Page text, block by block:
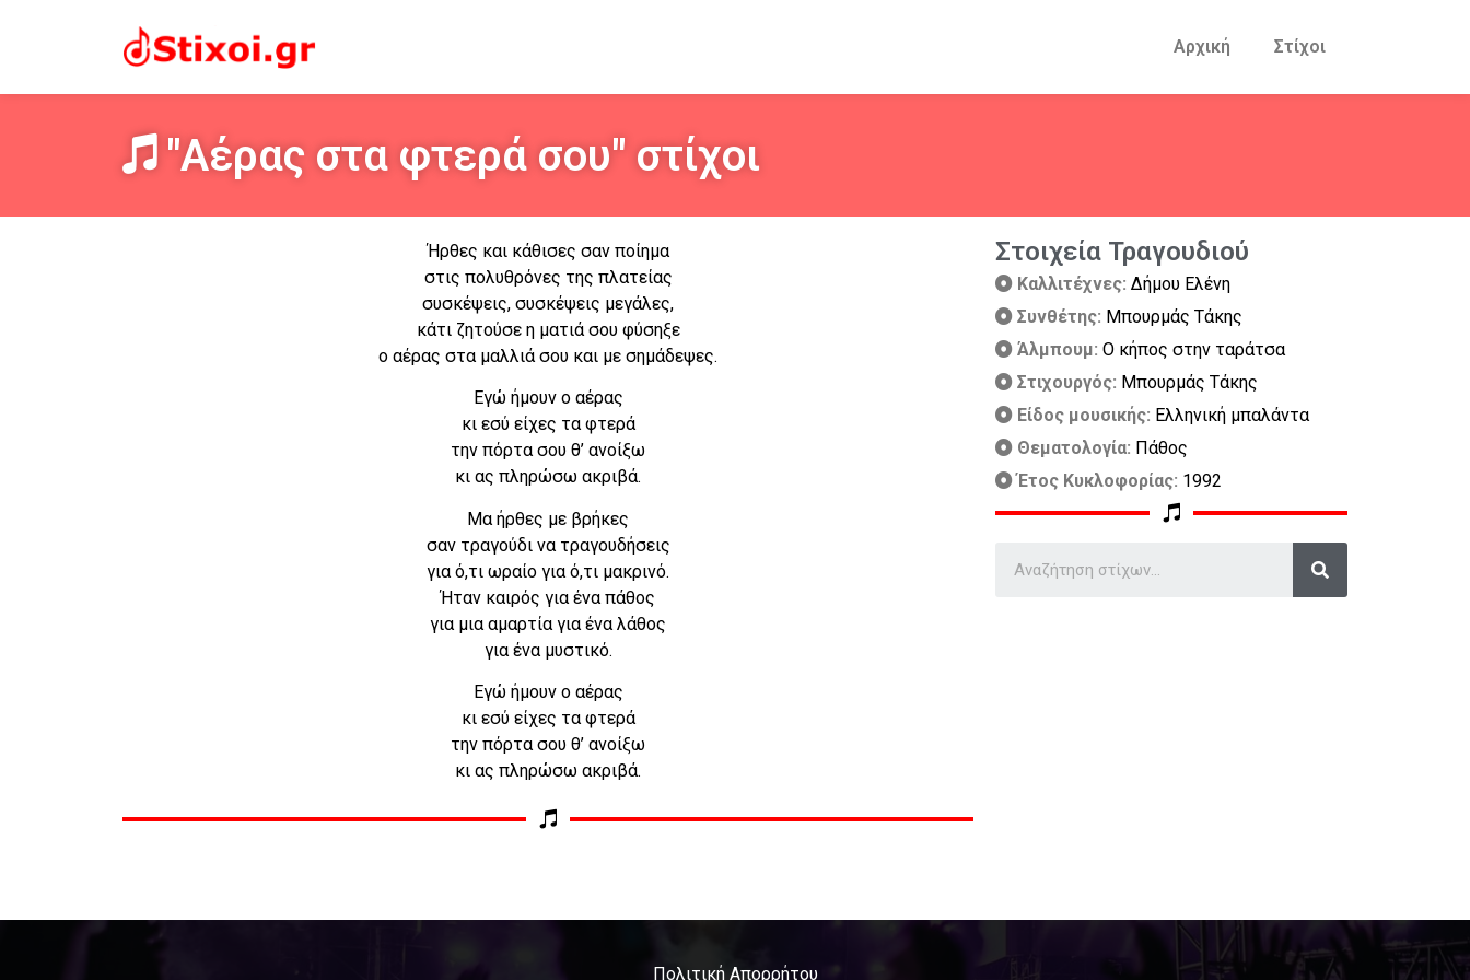
Αρχική Στίχοι
"Αέρας στα φτερά σου" στίχοι
Ήρθες και κάθισες σαν ποίημα
στις πολυθρόνες της πλατείας
συσκέψεις, συσκέψεις μεγάλες,
κάτι ζητούσε η ματιά σου φύσηξε
ο αέρας στα μαλλιά σου και με σημάδεψες.
Εγώ ήμουν ο αέρας
κι εσύ είχες τα φτερά
την πόρτα σου θ’ ανοίξω
κι ας πληρώσω ακριβά.
Μα ήρθες με βρήκες
σαν τραγούδι να τραγουδήσεις
για ό,τι ωραίο για ό,τι μακρινό.
Ήταν καιρός για ένα πάθος
για μια αμαρτία για ένα λάθος
για ένα μυστικό.
Εγώ ήμουν ο αέρας
κι εσύ είχες τα φτερά
την πόρτα σου θ’ ανοίξω
κι ας πληρώσω ακριβά.
Στοιχεία Τραγουδιού
Καλλιτέχνες: Δήμου Ελένη
Συνθέτης: Μπουρμάς Τάκης
Άλμπουμ: Ο κήπος στην ταράτσα
Στιχουργός: Μπουρμάς Τάκης
Είδος μουσικής: Ελληνική μπαλάντα
Θεματολογία: Πάθος
Έτος Κυκλοφορίας: 1992
Πολιτική Απορρήτου